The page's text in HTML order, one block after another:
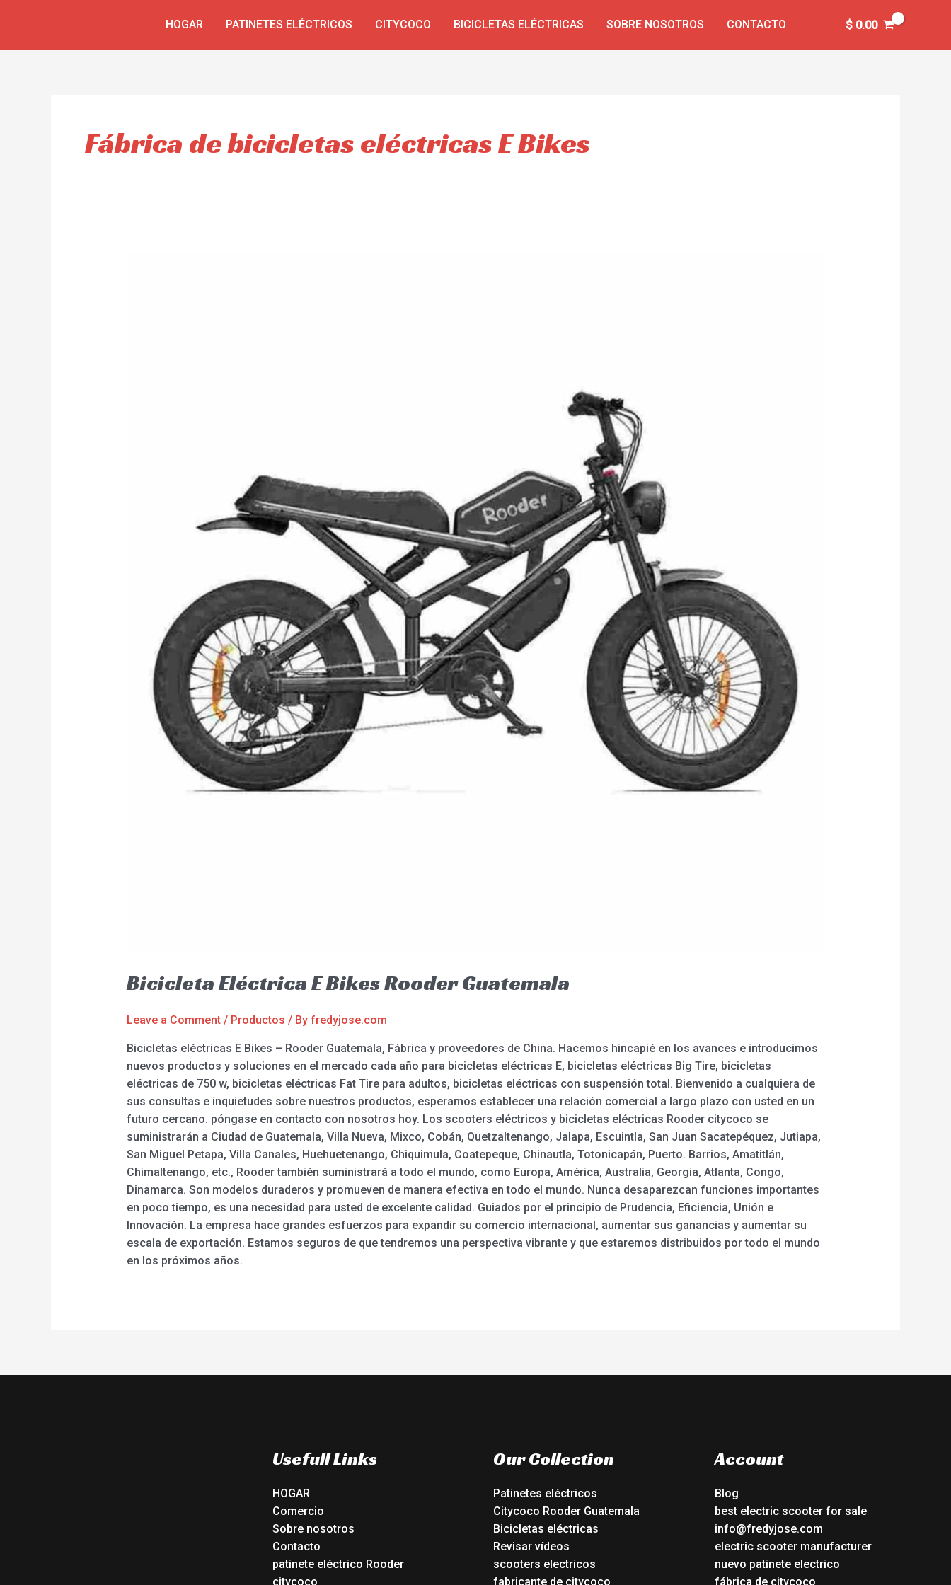
HOGAR PATINETES ELÉCTRICOS CITYCOCO BICICLETAS ELÉCTRICAS SOBRE NOSOTROS CONTACTO $0.00
Fábrica de bicicletas eléctricas E Bikes
Bicicleta Eléctrica E Bikes Rooder Guatemala
Leave a Comment / Productos / By fredyjose.com
Bicicletas eléctricas E Bikes – Rooder Guatemala, Fábrica y proveedores de China. Hacemos hincapié en los avances e introducimos
nuevos productos y soluciones en el mercado cada año para bicicletas eléctricas E, bicicletas eléctricas Big Tire, bicicletas
eléctricas de 750 w, bicicletas eléctricas Fat Tire para adultos, bicicletas eléctricas con suspensión total. Bienvenido a cualquiera de
sus consultas e inquietudes sobre nuestros productos, esperamos establecer una relación comercial a largo plazo con usted en un
futuro cercano. póngase en contacto con nosotros hoy. Los scooters eléctricos y bicicletas eléctricas Rooder citycoco se
suministrarán a Ciudad de Guatemala, Villa Nueva, Mixco, Cobán, Quetzaltenango, Jalapa, Escuintla, San Juan Sacatepéquez, Jutiapa,
San Miguel Petapa, Villa Canales, Huehuetenango, Chiquimula, Coatepeque, Chinautla, Totonicapán, Puerto. Barrios, Amatitlán,
Chimaltenango, etc., Rooder también suministrará a todo el mundo, como Europa, América, Australia, Georgia, Atlanta, Congo,
Dinamarca. Son modelos duraderos y promueven de manera efectiva en todo el mundo. Nunca desaparezcan funciones importantes
en poco tiempo, es una necesidad para usted de excelente calidad. Guiados por el principio de Prudencia, Eficiencia, Unión e
Innovación. La empresa hace grandes esfuerzos para expandir su comercio internacional, aumentar sus ganancias y aumentar su
escala de exportación. Estamos seguros de que tendremos una perspectiva vibrante y que estaremos distribuidos por todo el mundo
en los próximos años.
Usefull Links
HOGAR
Comercio
Sobre nosotros
Contacto
patinete eléctrico Rooder
citycoco
Our Collection
Patinetes eléctricos
Citycoco Rooder Guatemala
Bicicletas eléctricas
Revisar vídeos
scooters electricos
fabricante de citycoco
Account
Blog
best electric scooter for sale
info@fredyjose.com
electric scooter manufacturer
nuevo patinete electrico
fábrica de citycoco